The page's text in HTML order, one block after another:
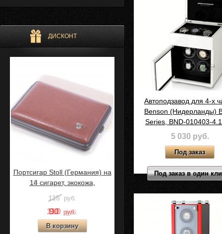
ДИСКОНТ
Портсигар Stoll (Германия) на
14 сигарет, экокожа,
Коричневый, C15-2
115 руб.
90 руб.
Автоподзавод для 4-х
Benson (Нидерланды)
Series, BND-010403-
5 030 руб.
Под заказ в один